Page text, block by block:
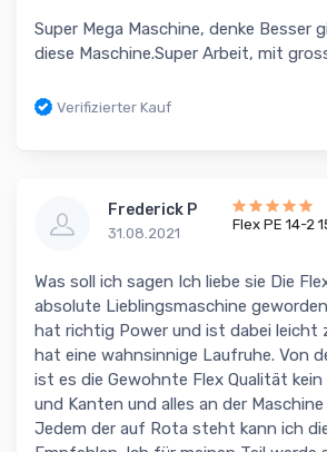
Super Mega Maschine, denke Besser
diese Maschine.Super Arbeit, mit
Verifizierter Kauf
Frederick P
31.08.2021
Flex PE 14-2
Was soll ich sagen Ich liebe sie Die
absolute Lieblingsmaschine
hat richtig Power und ist dabei leicht
hat eine wahnsinnige Laufruhe. Von
ist es die Gewohnte Flex Qualität
und Kanten und alles an der
Jedem der auf Rota steht kann ich